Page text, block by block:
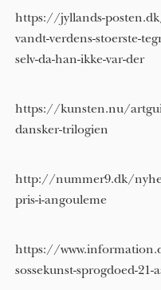
https://jyllands-
vandt-verdens-stoerste-
selv-da-han-ikke-var-der
https://kunsten.nu/
dansker-trilogien
http://nummer9.dk/
pris-i-angouleme
https://
sossekunst-sprogdoed-